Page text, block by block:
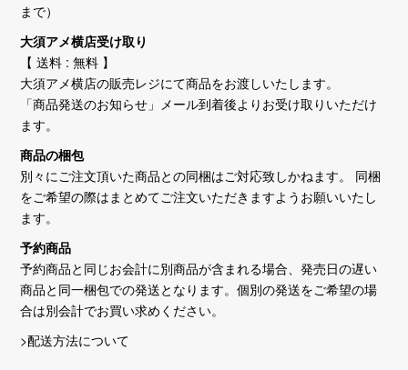
まで）
大須アメ横店受け取り
【 送料 : 無料 】
大須アメ横店の販売レジにて商品をお渡しいたします。
「商品発送のお知らせ」メール到着後よりお受け取りいただけ
ます。
商品の梱包
別々にご注文頂いた商品との同梱はご対応致しかねます。 同梱
をご希望の際はまとめてご注文いただきますようお願いいたし
ます。
予約商品
予約商品と同じお会計に別商品が含まれる場合、発売日の遅い
商品と同一梱包での発送となります。個別の発送をご希望の場
合は別会計でお買い求めください。
>配送方法について